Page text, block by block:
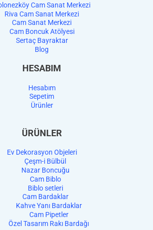
Cam Sanat Merkezi
Riva Cam Sanat Merkezi
Cam Sanat Merkezi
Cam Boncuk Atölyesi
Sertaç Bayraktar
Blog
HESABIM
Hesabım
Sepetim
Ürünler
ÜRÜNLER
Ev Dekorasyon Objeleri
Çeşm-i Bülbül
Nazar Boncuğu
Cam Biblo
Biblo setleri
Cam Bardaklar
Kahve Yanı Bardaklar
Cam Pipetler
Özel Tasarım Rakı Bardağı